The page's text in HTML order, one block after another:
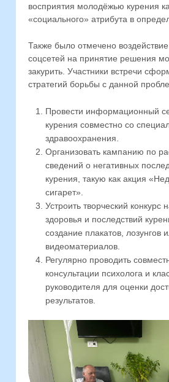
восприятия молодёжью курения
«социального» атрибута в
Также было отмечено воздействие
соцсетей на принятие решения
закурить. Участники встречи
стратегий борьбы с данной
Провести информационный
курения совместно со
здравоохранения.
Организовать кампанию по
сведений о негативных
курения, такую как акция
сигарет».
Устроить творческий конкурс
здоровья и последствий
создание плакатов, лозунгов
видеоматериалов.
Регулярно проводить
консультации психолога и
руководителя для оценки
результатов.